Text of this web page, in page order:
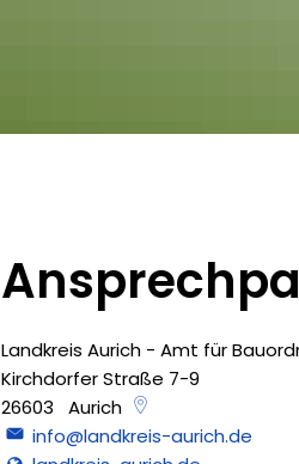
Landkreis Aurich - Amt für
Kirchdorfer Straße 7-9
26603
Aurich
info@landkreis-aurich.de